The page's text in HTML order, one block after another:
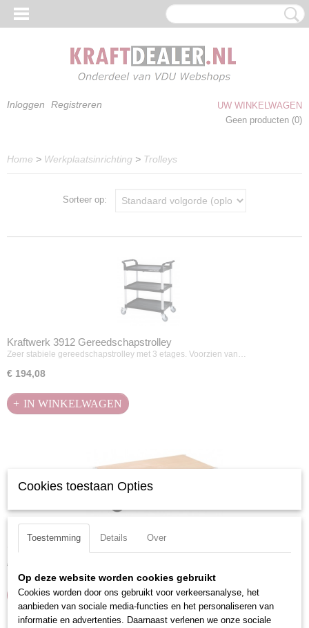
Inloggen Registreren
UW WINKELWAGEN
Geen producten (0)
Home > Werkplaatsinrichting > Trolleys
Sorteer op:
Kraftwerk 3912 Gereedschapstrolley
Zeer stabiele gereedschapstrolley met 3 etages. Voorzien van…
€ 194,08
IN WINKELWAGEN
Kraftwerk 143.270.001 Trolley
Stevige trolley die gebruikt kan worden voor vele…
€ 245,03
IN WINKELWAGEN
Cookies toestaan Opties
Toestemming Details Over
Op deze website worden cookies gebruikt
Cookies worden door ons gebruikt voor verkeersanalyse, het
aanbieden van sociale media-functies en het personaliseren van
informatie en advertenties. Daarnaast verlenen we onze sociale